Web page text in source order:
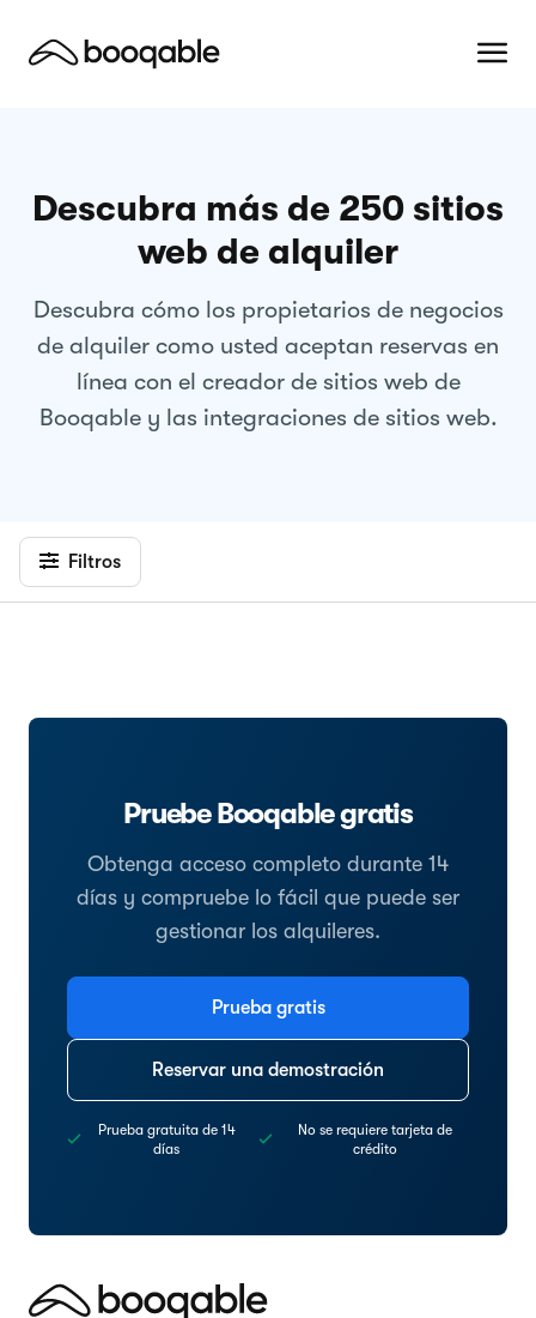
Descubra más de 250 sitios
web de alquiler
Descubra cómo los propietarios de negocios
de alquiler como usted aceptan reservas en
línea con el creador de sitios web de
Booqable y las integraciones de sitios web.
Filtros
Pruebe Booqable gratis
Obtenga acceso completo durante 14
días y compruebe lo fácil que puede ser
gestionar los alquileres.
Prueba gratis
Reservar una demostración
Prueba gratuita de 14
días
No se requiere tarjeta de
crédito